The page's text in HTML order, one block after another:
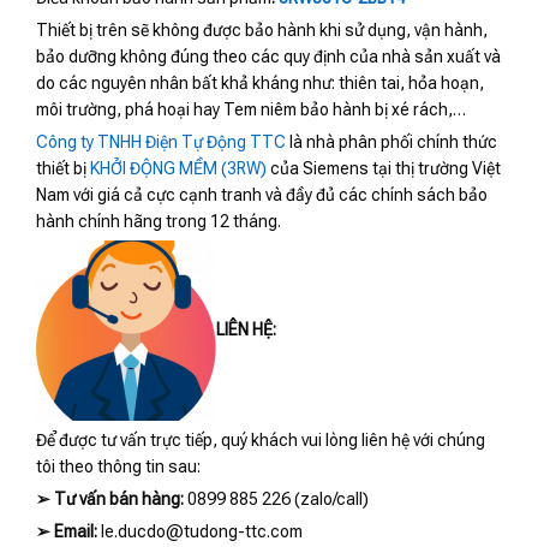
Thiết bị trên sẽ không được bảo hành khi sử dụng, vận hành,
bảo dưỡng không đúng theo các quy định của nhà sản xuất và
do các nguyên nhân bất khả kháng như: thiên tai, hỏa hoạn,
môi trường, phá hoại hay Tem niêm bảo hành bị xé rách,…
Công ty TNHH Điện Tự Động TTC là nhà phân phối chính thức
thiết bị KHỞI ĐỘNG MỀM (3RW) của Siemens tại thị trường Việt
Nam với giá cả cực cạnh tranh và đầy đủ các chính sách bảo
hành chính hãng trong 12 tháng.
LIÊN HỆ:
Để được tư vấn trực tiếp, quý khách vui lòng liên hệ với chúng
tôi theo thông tin sau:
➢ Tư vấn bán hàng:0899 885 226 (zalo/call)
➢ Email: le.ducdo@tudong-ttc.com